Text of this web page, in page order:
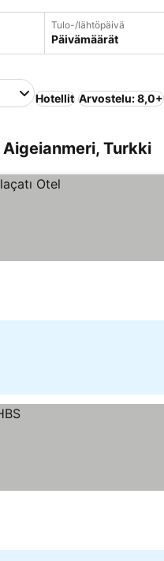
Tulo-/lähtöpäivä
Päivämäärät
Hotellit Arvostelu: 8,0+
Turkki